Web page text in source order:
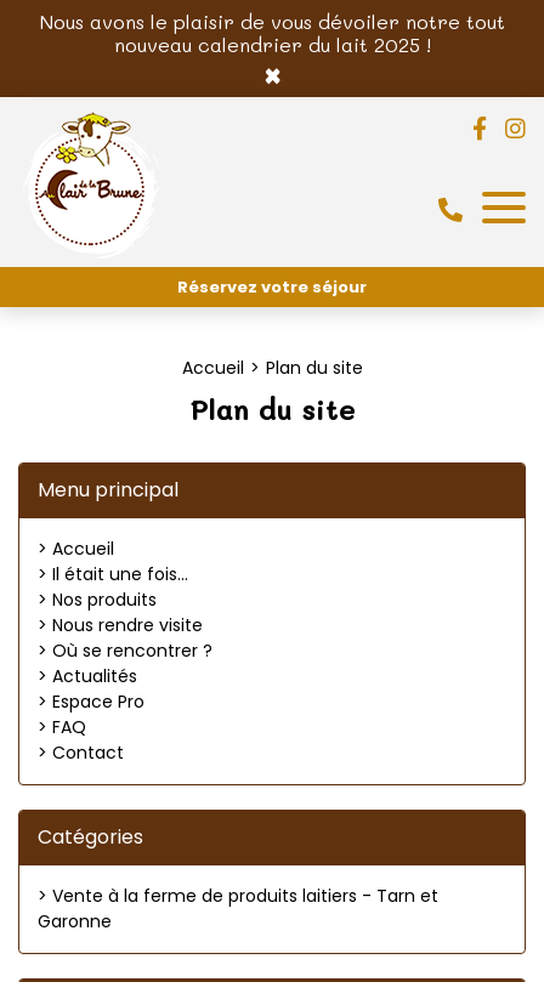
Nous avons le plaisir de vous dévoiler notre tout
nouveau calendrier du lait 2025 !
×
Réservez votre séjour
Accueil Plan du site
Plan du site
Menu principal
> Accueil
> Il était une fois...
> Nos produits
> Nous rendre visite
> Où se rencontrer ?
> Actualités
> Espace Pro
> FAQ
> Contact
Catégories
> Vente à la ferme de produits laitiers - Tarn et
Garonne